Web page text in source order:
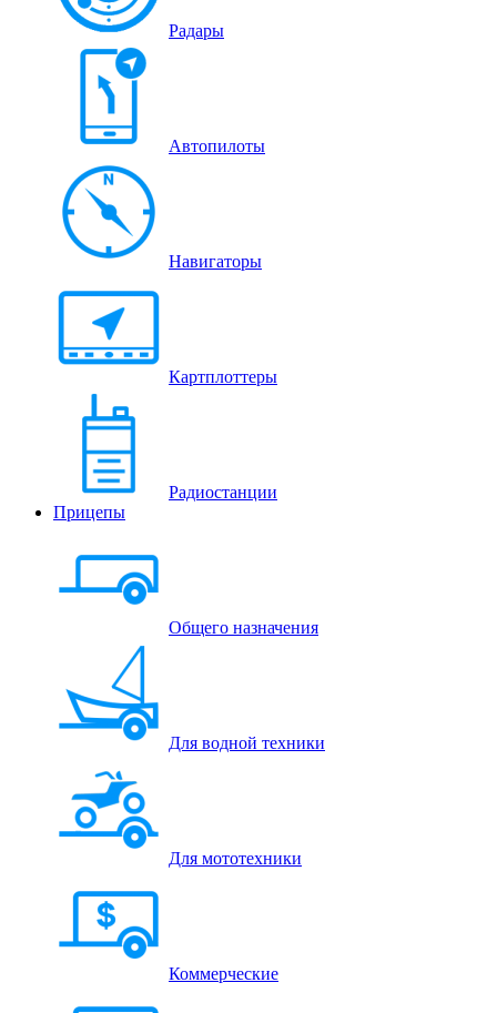
Радары
Автопилоты
Навигаторы
Картплоттеры
Радиостанции
Прицепы
Общего назначения
Для водной техники
Для мототехники
Коммерческие